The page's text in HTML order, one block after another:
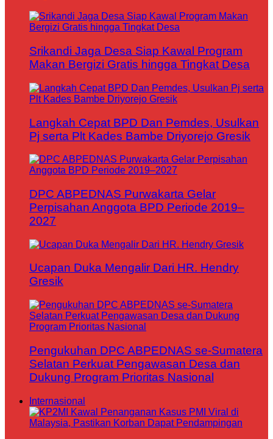
Srikandi Jaga Desa Siap Kawal Program
Makan Bergizi Gratis hingga Tingkat Desa
Langkah Cepat BPD Dan Pemdes, Usulkan
Pj serta Plt Kades Bambe Driyorejo Gresik
DPC ABPEDNAS Purwakarta Gelar
Perpisahan Anggota BPD Periode 2019–
2027
Ucapan Duka Mengalir Dari HR. Hendry
Gresik
Pengukuhan DPC ABPEDNAS se-Sumatera
Selatan Perkuat Pengawasan Desa dan
Dukung Program Prioritas Nasional
Internasional